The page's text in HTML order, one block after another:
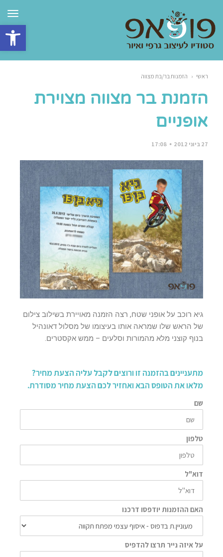
פתח
ראשי ‹ הזמנות בר/בת מצווה
הזמנת בר מצווה מצוירת
אופניים
27 ביוני 2012 17:08
גיא רוכב על אופני שטח, רצה הזמנה מאויירת בשילוב צילום
של הראש שלו שמראה אותו בעיצומו של מסלול דאונהיל
בנוף קוצני מלא מהמורות וסלעים – ממש אקסטרים.
מתעניינים בהזמנה זו ורוצים לקבל עליה הצעת מחיר?
מלאו את הטופס הבא ואחזיר לכם הצעת מחיר מסודרת.
שם
טלפון
דוא"ל
האם ההזמנות יודפסו דרכנו
על איזה נייר תרצו להדפיס